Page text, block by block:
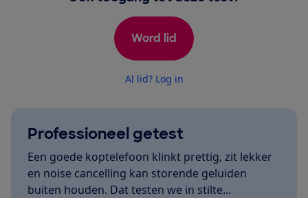
Word lid
Al lid? Log in
Professioneel getest
Een goede koptelefoon klinkt prettig, zit lekker
en noise cancelling kan storende geluiden
buiten houden. Dat testen we in stilte...